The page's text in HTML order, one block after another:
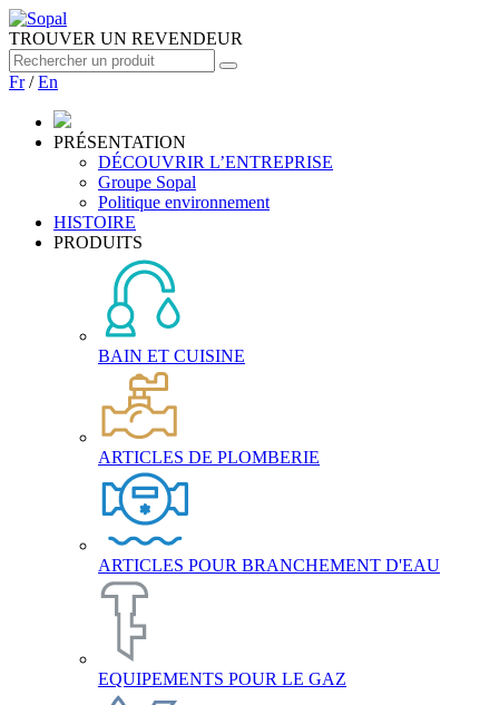
TROUVER UN REVENDEUR
Fr/En
PRÉSENTATION
DÉCOUVRIR L’ENTREPRISE
Groupe Sopal
Politique environnement
HISTOIRE
PRODUITS
BAIN ET CUISINE
ARTICLES DE PLOMBERIE
ARTICLES POUR BRANCHEMENT D'EAU
EQUIPEMENTS POUR LE GAZ